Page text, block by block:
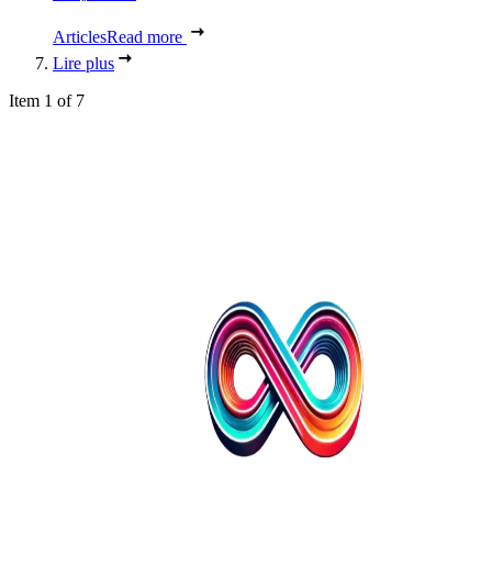
ArticlesRead more
Lire plus
Item 1 of 7